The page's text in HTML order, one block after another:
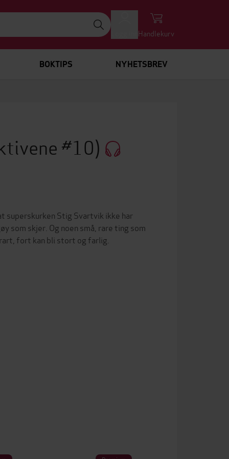
Handlekurv
BOKTIPS NYHETSBREV
#10)
superskurken Stig Svartvik ikke har
som skjer. Og noen små, rare ting som
fort kan bli stort og farlig.